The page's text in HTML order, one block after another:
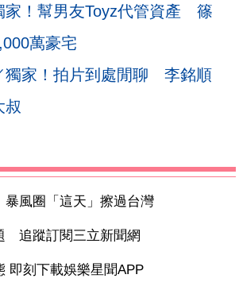
家！幫男友Toyz代管資產 篠
萬豪宅
獨家！拍片到處閒聊 李銘順
叔
暴風圈「這天」擦過台灣
追蹤訂閱三立新聞網
即刻下載娛樂星聞APP